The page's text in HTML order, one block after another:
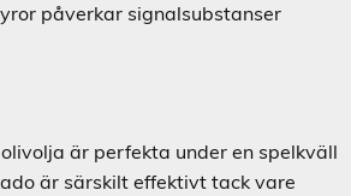
påverkar signalsubstanser
är perfekta under en spelkväll
är särskilt effektivt tack vare